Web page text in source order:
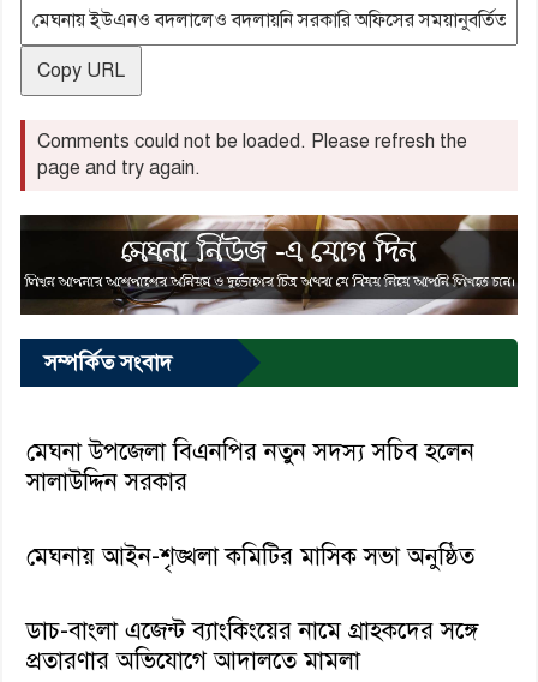
Copy URL
Comments could not be loaded. Please refresh the
page and try again.
সম্পর্কিত সংবাদ
মেঘনা উপজেলা বিএনপির নতুন সদস্য সচিব হলেন
সালাউদ্দিন সরকার
মেঘনায় আইন-শৃঙ্খলা কমিটির মাসিক সভা অনুষ্ঠিত
ডাচ-বাংলা এজেন্ট ব্যাংকিংয়ের নামে গ্রাহকদের সঙ্গে
প্রতারণার অভিযোগে আদালতে মামলা